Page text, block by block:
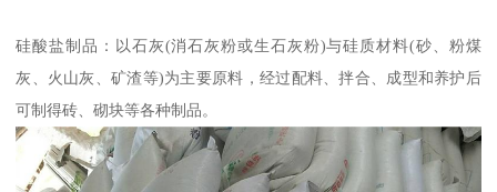
硅酸盐制品：以石灰(消石灰粉或生石灰粉)与硅质材料(砂、粉煤
灰、火山灰、矿渣等)为主要原料，经过配料、拌合、成型和养护后
可制得砖、砌块等各种制品。